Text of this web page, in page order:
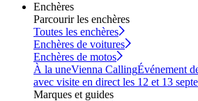
Enchères
Parcourir les enchères
Toutes les enchères
Enchères de voitures
Enchères de motos
À la uneVienna CallingÉvénement
avec visite en direct les 12 et 13
Marques et guides